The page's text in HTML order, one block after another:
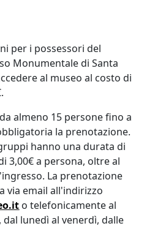
per i possessori del
Monumentale di Santa
al museo al costo di
almeno 15 persone fino a
la prenotazione.
hanno una durata di
3,00€ a persona, oltre al
La prenotazione
via email all'indirizzo
o telefonicamente al
dal lunedì al venerdì, dalle